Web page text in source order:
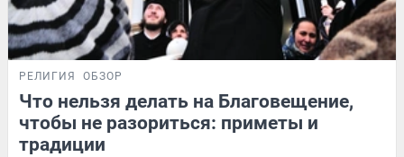
РЕЛИГИЯ ОБЗОР
Что нельзя делать на Благовещение,
чтобы не разориться: приметы и
традиции